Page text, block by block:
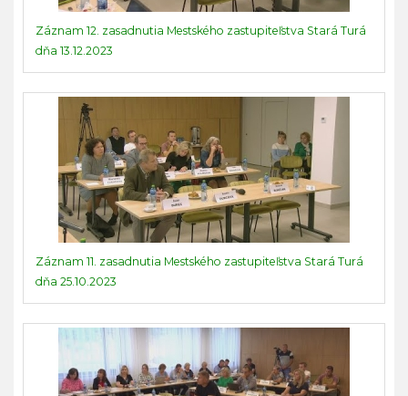
Záznam 12. zasadnutia Mestského zastupiteľstva Stará Turá
dňa 13.12.2023
Záznam 11. zasadnutia Mestského zastupiteľstva Stará Turá
dňa 25.10.2023